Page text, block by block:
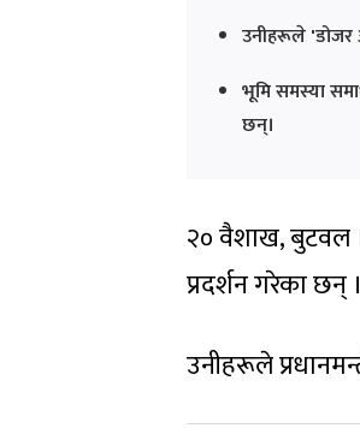
उनीहरूले 'डोजर
भूमि समस्या
छन्।
२० वैशाख, बुटवल
प्रदर्शन गरेका छन् ।
उनीहरूले